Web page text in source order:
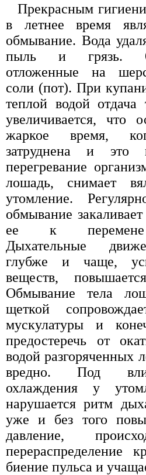
Прекрасным
в летнее время
обмывание. Вода
пыль и грязь.
отложенные на
соли (пот). При
теплой водой отдача
увеличивается, что
жаркое время,
затруднена и это
перегревание
лошадь, снимает
утомление.
обмывание
ее к перемене
Дыхательные
глубже и чаще,
веществ,
Обмывание тела
щеткой
мускулатуры и
предостеречь от
водой разгоряченных
вредно. Под
охлаждения у
нарушается ритм
уже и без того
давление,
перераспределение
биение пульса и